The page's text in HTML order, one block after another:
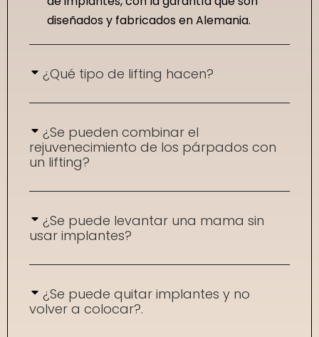
diseñados y fabricados en Alemania.
¿Qué tipo de lifting hacen?
¿Se pueden combinar el
rejuvenecimiento de los párpados con
un lifting?
¿Se puede levantar una mama sin
usar implantes?
¿Se puede quitar implantes y no
volver a colocar?.